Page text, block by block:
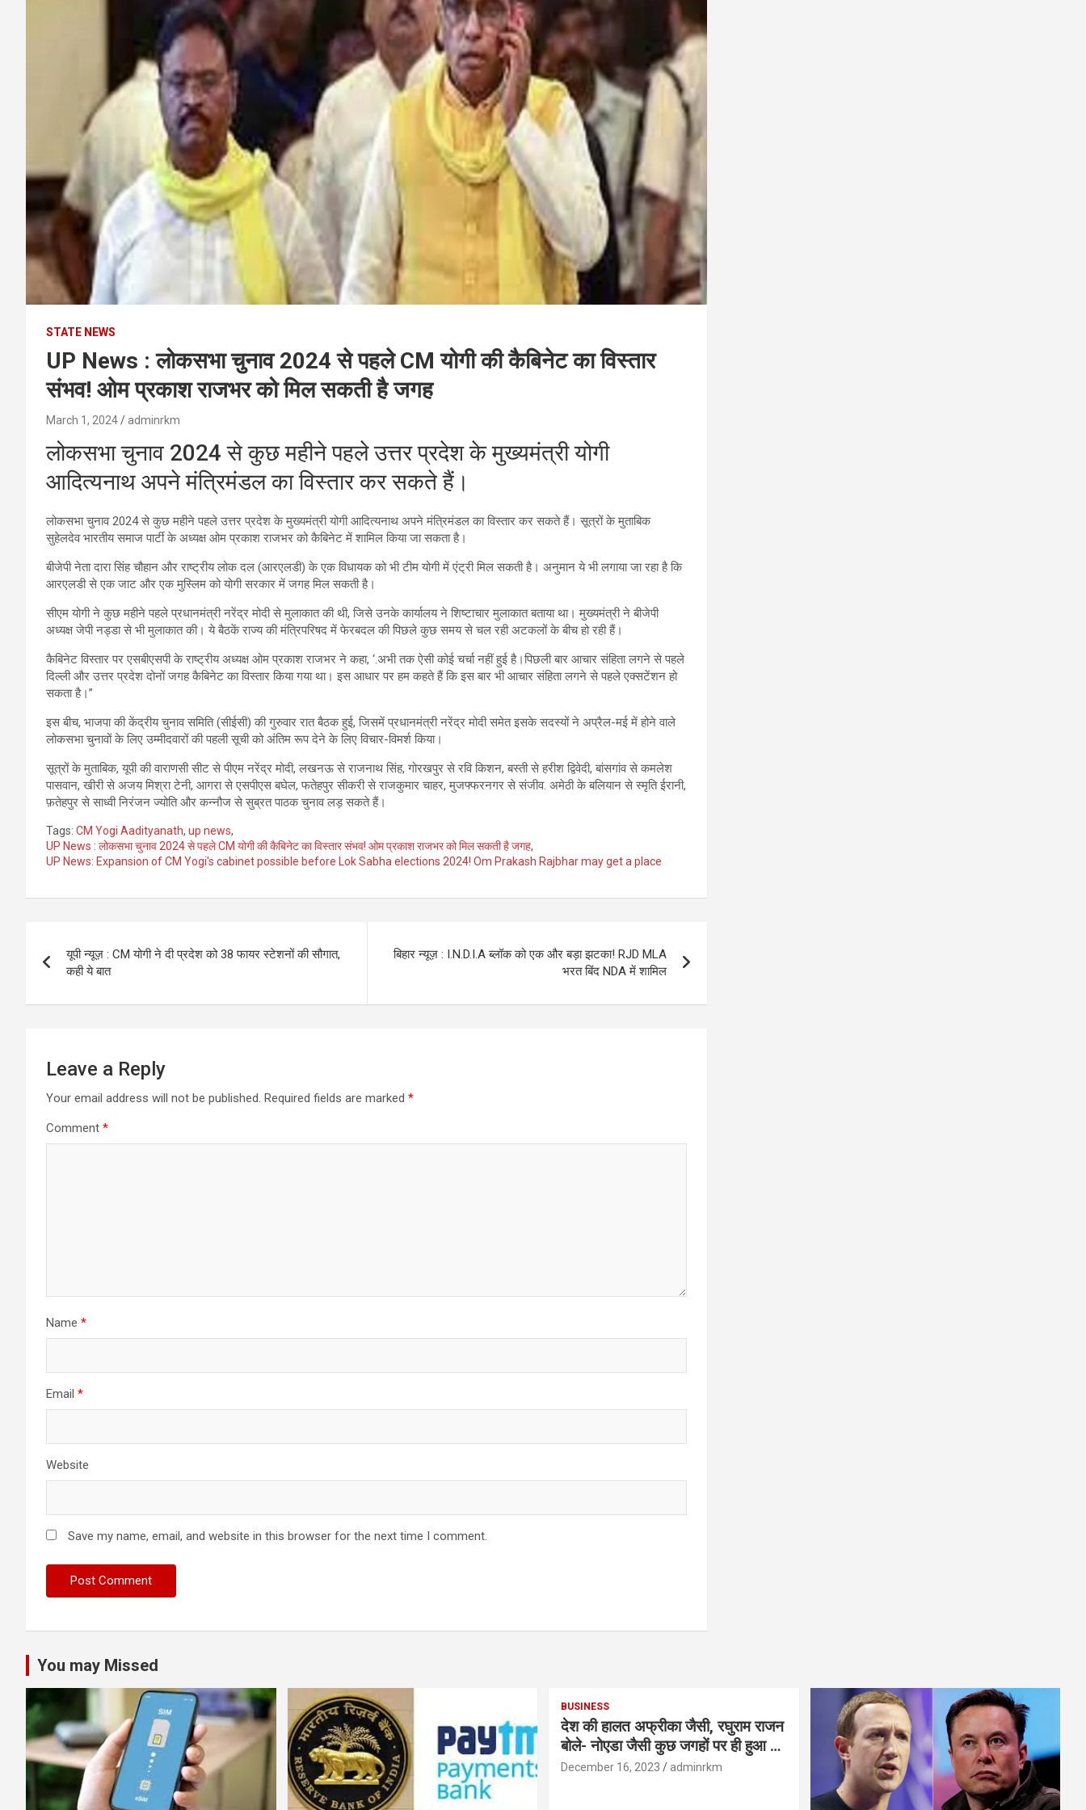
STATE NEWS
UP News : लोकसभा चुनाव 2024 से पहले CM योगी की कैबिनेट का विस्तार
संभव! ओम प्रकाश राजभर को मिल सकती है जगह
March 1, 2024 adminrkm
लोकसभा चुनाव 2024 से कुछ महीने पहले उत्तर प्रदेश के मुख्यमंत्री योगी
आदित्यनाथ अपने मंत्रिमंडल का विस्तार कर सकते हैं।
लोकसभा चुनाव 2024 से कुछ महीने पहले उत्तर प्रदेश के मुख्यमंत्री योगी आदित्यनाथ अपने मंत्रिमंडल का विस्तार कर सकते हैं। सूत्रों के मुताबिक
सुहेलदेव भारतीय समाज पार्टी के अध्यक्ष ओम प्रकाश राजभर को कैबिनेट में शामिल किया जा सकता है।
बीजेपी नेता दारा सिंह चौहान और राष्ट्रीय लोक दल (आरएलडी) के एक विधायक को भी टीम योगी में एंट्री मिल सकती है। अनुमान ये भी लगाया जा रहा है कि
आरएलडी से एक जाट और एक मुस्लिम को योगी सरकार में जगह मिल सकती है।
सीएम योगी ने कुछ महीने पहले प्रधानमंत्री नरेंद्र मोदी से मुलाकात की थी, जिसे उनके कार्यालय ने शिष्टाचार मुलाकात बताया था। मुख्यमंत्री ने बीजेपी
अध्यक्ष जेपी नड्डा से भी मुलाकात की। ये बैठकें राज्य की मंत्रिपरिषद में फेरबदल की पिछले कुछ समय से चल रही अटकलों के बीच हो रही हैं।
कैबिनेट विस्तार पर एसबीएसपी के राष्ट्रीय अध्यक्ष ओम प्रकाश राजभर ने कहा, ‘.अभी तक ऐसी कोई चर्चा नहीं हुई है।पिछली बार आचार संहिता लगने से पहले
दिल्ली और उत्तर प्रदेश दोनों जगह कैबिनेट का विस्तार किया गया था। इस आधार पर हम कहते हैं कि इस बार भी आचार संहिता लगने से पहले एक्सटेंशन हो
सकता है।”
इस बीच, भाजपा की केंद्रीय चुनाव समिति (सीईसी) की गुरुवार रात बैठक हुई, जिसमें प्रधानमंत्री नरेंद्र मोदी समेत इसके सदस्यों ने अप्रैल-मई में होने वाले
लोकसभा चुनावों के लिए उम्मीदवारों की पहली सूची को अंतिम रूप देने के लिए विचार-विमर्श किया।
सूत्रों के मुताबिक, यूपी की वाराणसी सीट से पीएम नरेंद्र मोदी, लखनऊ से राजनाथ सिंह, गोरखपुर से रवि किशन, बस्ती से हरीश द्विवेदी, बांसगांव से कमलेश
पासवान, खीरी से अजय मिश्रा टेनी, आगरा से एसपीएस बघेल, फतेहपुर सीकरी से राजकुमार चाहर, मुजफ्फरनगर से संजीव. अमेठी के बलियान से स्मृति ईरानी,
​​फ़तेहपुर से साध्‍वी निरंजन ज्‍योति और कन्‍नौज से सुब्रत पाठक चुनाव लड़ सकते हैं।
Tags: CM Yogi Aadityanath, up news,
UP News : लोकसभा चुनाव 2024 से पहले CM योगी की कैबिनेट का विस्तार संभव! ओम प्रकाश राजभर को मिल सकती है जगह,
UP News: Expansion of CM Yogi's cabinet possible before Lok Sabha elections 2024! Om Prakash Rajbhar may get a place
navigation
यूपी न्यूज़ : CM योगी ने दी प्रदेश को 38 फायर स्टेशनों की सौगात,
कही ये बात
बिहार न्यूज़ : I.N.D.I.A ब्लॉक को एक और बड़ा झटका! RJD MLA
भरत बिंद NDA में शामिल
Leave a Reply
Your email address will not be published. Required fields are marked *
Comment *
Name *
Email *
Website
Save my name, email, and website in this browser for the next time I comment.
You may Missed
BUSINESS
देश की हालत अफ्रीका जैसी, रघुराम राजन
बोले- नोएडा जैसी कुछ जगहों पर ही हुआ है
विकास : रघुराम राजन
December 16, 2023 adminrkm